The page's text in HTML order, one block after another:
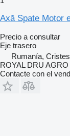
Axă Spate Motor
Precio a consultar
Eje trasero
Rumanía,
ROYAL DRU AGRO
Contacte con el